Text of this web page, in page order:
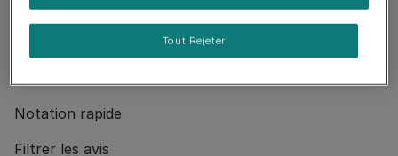
Notation rapide
Filtrer les avis
Tout Rejeter